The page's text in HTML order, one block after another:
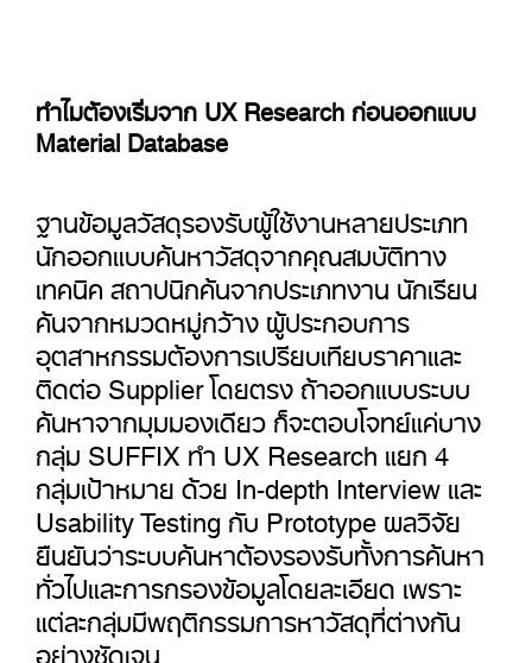
ทำไมต้องเริ่มจาก UX Research ก่อนออกแบบ
Material Database
ฐานข้อมูลวัสดุรองรับผู้ใช้งานหลายประเภท
นักออกแบบค้นหาวัสดุจากคุณสมบัติทาง
เทคนิค สถาปนิกค้นจากประเภทงาน นักเรียน
ค้นจากหมวดหมู่กว้าง ผู้ประกอบการ
อุตสาหกรรมต้องการเปรียบเทียบราคาและ
ติดต่อ Supplier โดยตรง ถ้าออกแบบระบบ
ค้นหาจากมุมมองเดียว ก็จะตอบโจทย์แค่บาง
กลุ่ม SUFFIX ทำ UX Research แยก 4
กลุ่มเป้าหมาย ด้วย In-depth Interview และ
Usability Testing กับ Prototype ผลวิจัย
ยืนยันว่าระบบค้นหาต้องรองรับทั้งการค้นหา
ทั่วไปและการกรองข้อมูลโดยละเอียด เพราะ
แต่ละกลุ่มมีพฤติกรรมการหาวัสดุที่ต่างกัน
อย่างชัดเจน